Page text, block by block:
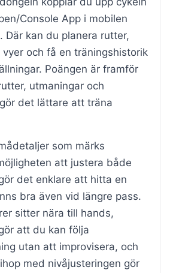
Console App i mobilen
Där kan du planera rutter,
och få en träningshistorik
Poängen är framför
utmaningar och
det lättare att träna
som märks
att justera både
det enklare att hitta en
bra även vid längre pass.
sitter nära till hands,
att du kan följa
utan att improvisera, och
med nivåjusteringen gör